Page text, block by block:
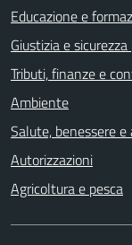
Educazione e
Giustizia e
Tributi, finanze e
Ambiente
Salute, benessere
Autorizzazioni
Agricoltura e pesca